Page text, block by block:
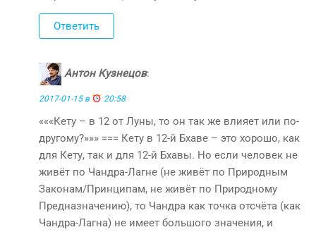
Ответить
Антон Кузнецов:
2017-01-15 в 20:58
«««Кету – в 12 от Луны, то он так же влияет или по-
другому?»»» === Кету в 12-й Бхаве – это хорошо, как
для Кету, так и для 12-й Бхавы. Но если человек не
живёт по Чандра-Лагне (не живёт по Природным
Законам/Принципам, не живёт по Природному
Предназначению), то Чандра как точка отсчёта (как
Чандра-Лагна) не имеет большого значения, и